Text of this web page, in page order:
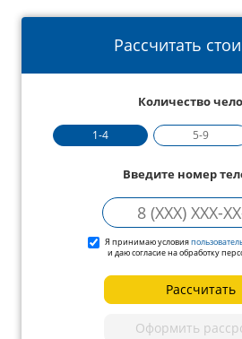
Рассчитать
Количество
1-4 5-9
Введите номер
Я принимаю условия
и даю согласие на обработку
Рассчитать
Оформить